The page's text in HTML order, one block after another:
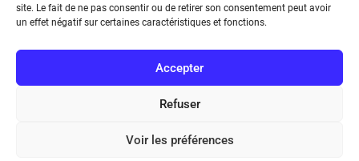
site. Le fait de ne pas consentir ou de retirer son consentement peut avoir
un effet négatif sur certaines caractéristiques et fonctions.
Accepter
Refuser
Voir les préférences
Bicentenaire des découvertes d’André-
Téléphone : (+33) 1 56 90 37 17
N° de SIREN : 785 393 232, Code APE : 9412Z TVA intra-
communautaire : FR44 785 393 232